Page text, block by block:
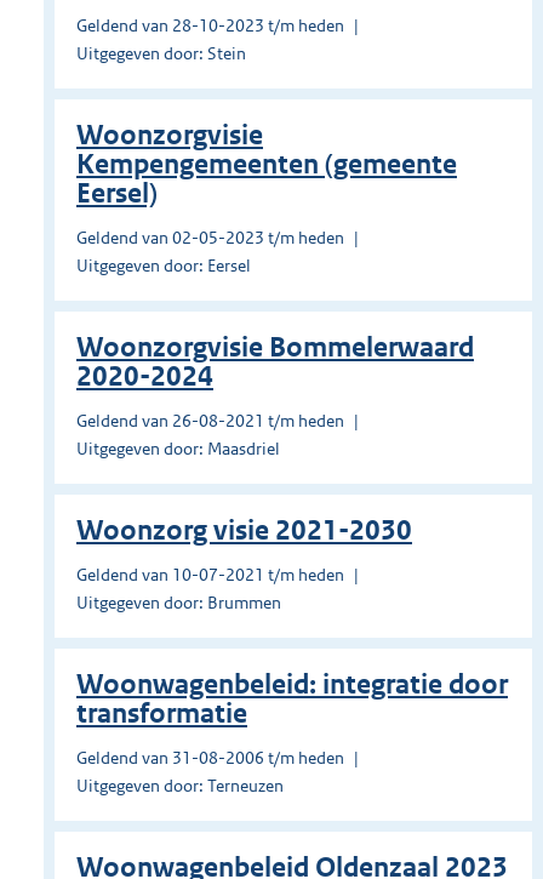
Geldend van 28-10-2023 t/m heden
Uitgegeven door: Stein
Woonzorgvisie
Kempengemeenten (gemeente
Eersel)
Geldend van 02-05-2023 t/m heden
Uitgegeven door: Eersel
Woonzorgvisie Bommelerwaard
2020-2024
Geldend van 26-08-2021 t/m heden
Uitgegeven door: Maasdriel
Woonzorg visie 2021-2030
Geldend van 10-07-2021 t/m heden
Uitgegeven door: Brummen
Woonwagenbeleid: integratie door
transformatie
Geldend van 31-08-2006 t/m heden
Uitgegeven door: Terneuzen
Woonwagenbeleid Oldenzaal 2023